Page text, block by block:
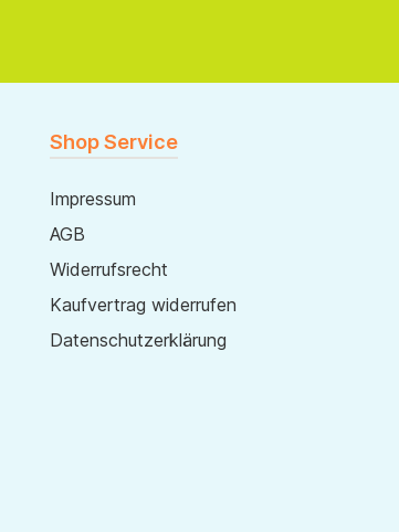
Shop Service
Impressum
AGB
Widerrufsrecht
Kaufvertrag widerrufen
Datenschutzerklärung